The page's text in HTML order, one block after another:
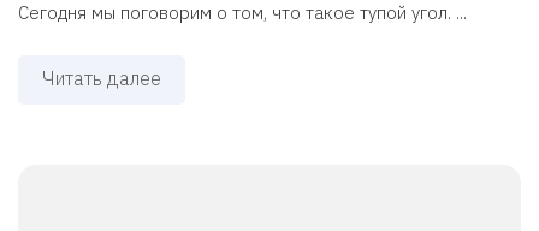
Сегодня мы поговорим о том, что такое тупой угол. ...
Читать далее